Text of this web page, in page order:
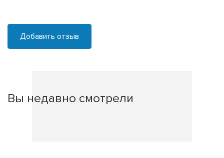
Добавить отзыв
Вы недавно смотрели